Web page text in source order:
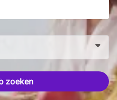
zoeken